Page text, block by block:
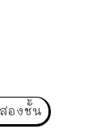
องชั้น